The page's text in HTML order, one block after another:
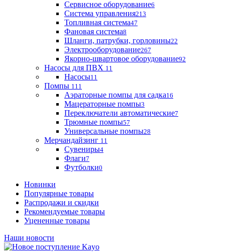
Сервисное оборудование6
Система управления213
Топливная система47
Фановая система8
Шланги, патрубки, горловины22
Электрооборудование267
Якорно-швартовое оборудование92
Насосы для ПВХ 11
Насосы11
Помпы 111
Аэраторные помпы для садка16
Мацераторные помпы3
Переключатели автоматические7
Трюмные помпы57
Универсальные помпы28
Мерчандайзинг 11
Сувениры4
Флаги7
Футболки0
Новинки
Популярные товары
Распродажи и скидки
Рекомендуемые товары
Уцененные товары
Наши новости